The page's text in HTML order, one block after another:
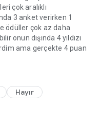
çok aralıklı
3 anket verirken 1
ödüller çok az daha
onun dışında 4 yıldızı
ama gerçekte 4 puan
Hayır